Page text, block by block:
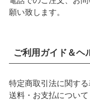
願い致します。
ご利用ガイド＆ヘ
特定商取引法に関す
送料・お支払について